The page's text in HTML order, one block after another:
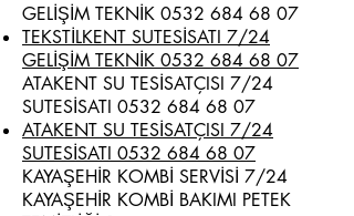
GELİŞİM TEKNİK 0532 684 68 07
TEKSTİLKENT SUTESİSATI 7/24
GELİŞİM TEKNİK 0532 684 68 07
ATAKENT SU TESİSATÇISI 7/24
SUTESİSATI 0532 684 68 07
ATAKENT SU TESİSATÇISI 7/24
SUTESİSATI 0532 684 68 07
KAYAŞEHİR KOMBİ SERVİSİ 7/24
KAYAŞEHİR KOMBİ BAKIMI PETEK